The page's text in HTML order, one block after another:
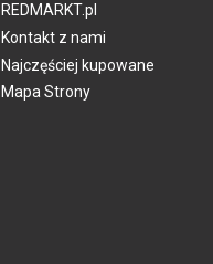
REDMARKT.pl
Kontakt z nami
Najczęściej kupowane
Mapa Strony